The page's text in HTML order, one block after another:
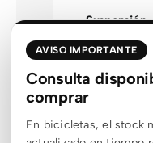
Suspensión
Motor
Transmisión
Frenos
AVISO IMPORTANTE
Consulta
comprar
En bicicletas, el stock